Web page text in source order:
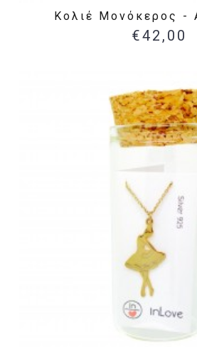
Κολιέ Μονόκερος -
€42,00